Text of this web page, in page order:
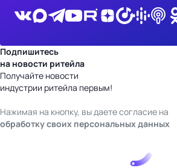
Подпишитесь
на новости ритейла
Получайте новости
индустрии ритейла первым!
Нажимая на кнопку, вы даете согласие на
обработку своих персональных данных